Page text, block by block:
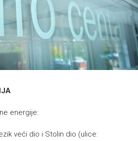
energije:
veći dio i Stolin dio (ulice: